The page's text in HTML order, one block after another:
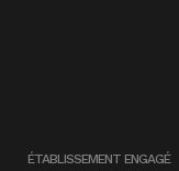
ÉTABLISSEMENT ENGAGÉ